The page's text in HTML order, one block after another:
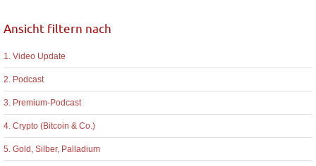
Ansicht filtern nach
1. Video Update
2. Podcast
3. Premium-Podcast
4. Crypto (Bitcoin & Co.)
5. Gold, Silber, Palladium